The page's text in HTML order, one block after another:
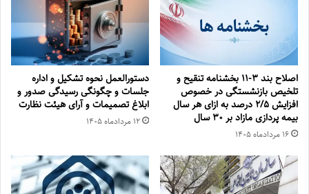
اصلاح بند ۳‏-۱۱ بخشنامه تنقیح و
تلخیص بازنشستگی در خصوص
افزایش ۵‏‏‏‏‏‏‏‏‏/۲ درصد به ازای هر سال
بیمه پردازی مازاد بر ۳۰‏ سال
۱۶ مرداد‌ماه ۱۴۰۵
دستورالعمل نحوه تشکیل و اداره
جلسات و چگونگی رسیدگی صدور و
‏ابلاغ تصمیمات و‎ ‎آرای هیئت نظارت
۱۲ مرداد‌ماه ۱۴۰۵